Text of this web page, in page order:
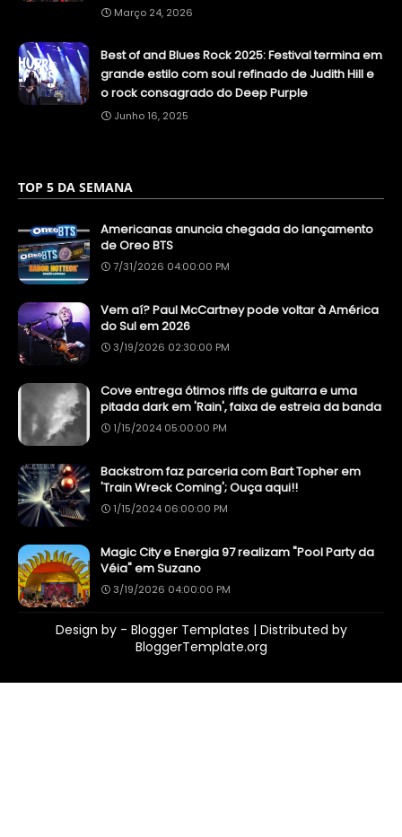
Março 24, 2026
Best of and Blues Rock 2025: Festival termina em
grande estilo com soul refinado de Judith Hill e
o rock consagrado do Deep Purple
Junho 16, 2025
TOP 5 DA SEMANA
Americanas anuncia chegada do lançamento
de Oreo BTS
7/31/2026 04:00:00 PM
Vem aí? Paul McCartney pode voltar à América
do Sul em 2026
3/19/2026 02:30:00 PM
Cove entrega ótimos riffs de guitarra e uma
pitada dark em 'Rain', faixa de estreia da banda
1/15/2024 05:00:00 PM
Backstrom faz parceria com Bart Topher em
'Train Wreck Coming'; Ouça aqui!!
1/15/2024 06:00:00 PM
Magic City e Energia 97 realizam "Pool Party da
Véia" em Suzano
3/19/2026 04:00:00 PM
Design by - Blogger Templates | Distributed by
BloggerTemplate.org